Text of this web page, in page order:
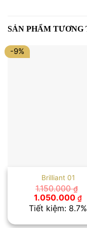
SẢN PHẨM TƯƠNG
-9%
Brilliant 01
1.150.000₫
Giá
gốc
là:
1.050.000 ₫
tại
Tiết kiệm: 8.7%